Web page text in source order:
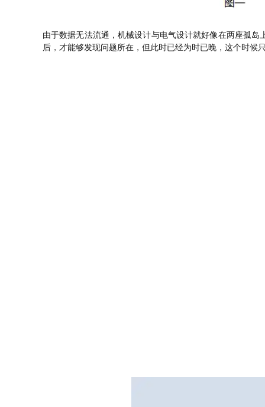
由于数据无法流通，机械设计与电气设计就好像在两座孤
后，才能够发现问题所在，但此时已经为时已晚，这个时